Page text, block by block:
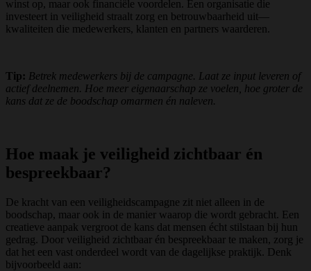
winst op, maar ook financiële voordelen. Een organisatie die
investeert in veiligheid straalt zorg en betrouwbaarheid uit—
kwaliteiten die medewerkers, klanten en partners waarderen.
Tip: Betrek medewerkers bij de campagne. Laat ze input leveren of
actief deelnemen. Hoe meer eigenaarschap ze voelen, hoe groter de
kans dat ze de boodschap omarmen én naleven.
Hoe maak je veiligheid zichtbaar én
bespreekbaar?
De kracht van een veiligheidscampagne zit niet alleen in de
boodschap, maar ook in de manier waarop die wordt gebracht. Een
creatieve aanpak vergroot de kans dat mensen écht stilstaan bij hun
gedrag. Door veiligheid zichtbaar én bespreekbaar te maken, zorg je
dat het een vast onderdeel wordt van de dagelijkse praktijk. Denk
bijvoorbeeld aan: